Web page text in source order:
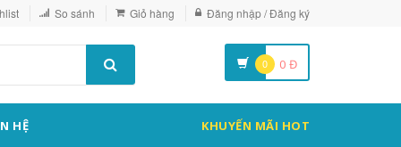
So sánh Giỏ hàng Đăng nhập / Đăng ký
0 0 Đ
HỆ KHUYẾN MÃI HOT